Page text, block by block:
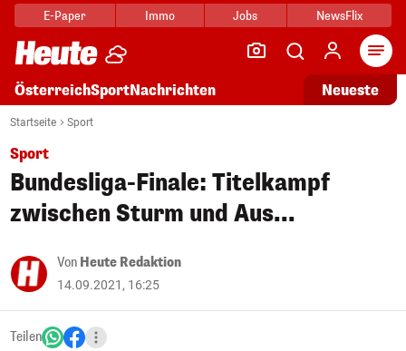
E-Paper Immo Jobs NewsFlix
ÖsterreichSportNachrichten Neueste
Startseite Sport
Sport
Bundesliga-Finale: Titelkampf
zwischen Sturm und Aus...
Von Heute Redaktion
14.09.2021, 16:25
Teilen